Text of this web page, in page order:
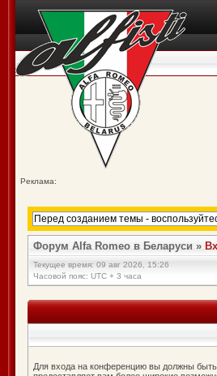
Реклама:
Форум Alfa Romeo в Беларуси »
Текущее время: 09 авг 2026, 15:26
Часовой пояс: UTC + 3 часа
Для входа на конференцию вы должны быть